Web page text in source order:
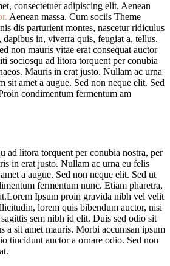
consectetuer adipiscing elit. Aenean
Aenean massa. Cum sociis Theme
dis parturient montes, nascetur ridiculus
in, viverra quis, feugiat a, tellus.
non mauris vitae erat consequat auctor
sociosqu ad litora torquent per conubia
Mauris in erat justo. Nullam ac urna
sit amet a augue. Sed non neque elit. Sed
condimentum fermentum am
ad litora torquent per conubia nostra, per
in erat justo. Nullam ac urna eu felis
a augue. Sed non neque elit. Sed ut
fermentum nunc. Etiam pharetra,
Ipsum proin gravida nibh vel velit
lorem quis bibendum auctor, nisi
sem nibh id elit. Duis sed odio sit
a sit amet mauris. Morbi accumsan ipsum
tincidunt auctor a ornare odio. Sed non